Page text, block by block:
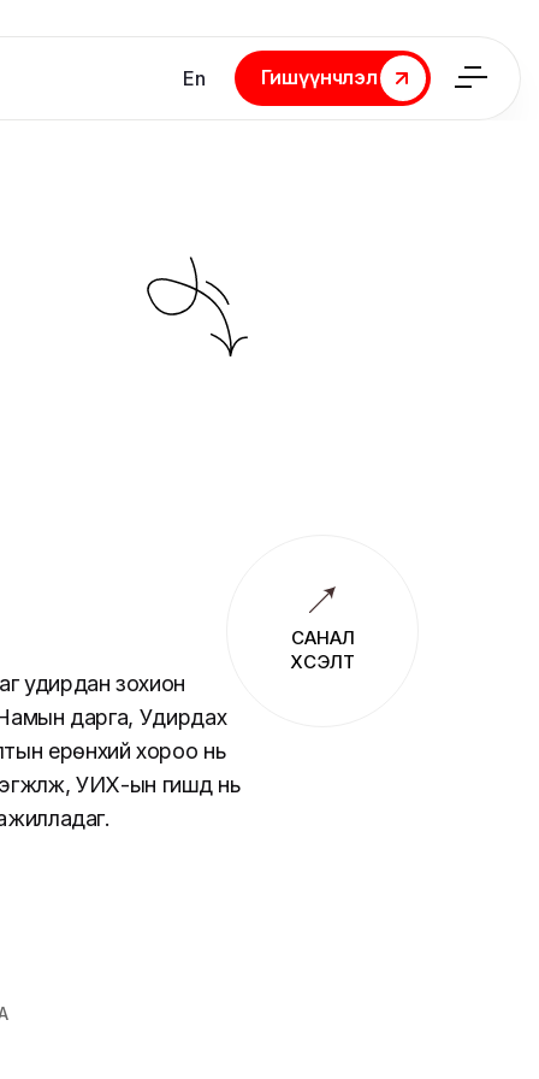
En
Гишүүнчлэл
Гишүүнчлэл
удирдан зохион
Намын дарга, Удирдах
ерөнхий хороо нь
УИХ-ын гишүүд нь
САНАЛ
ХҮСЭЛТ